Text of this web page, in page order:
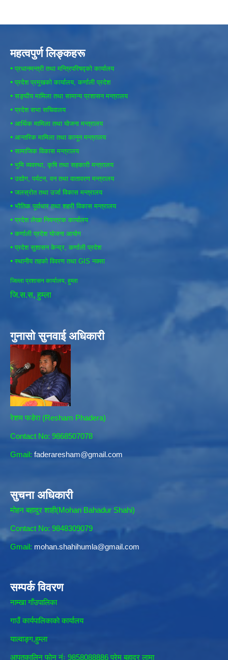
महत्वपुर्ण लिङ्कहरू
• प्रधानमन्त्री तथा मन्त्रिपरिषद्को कार्यालय
• प्रदेश प्रमुखको कार्यालय, कर्णाली प्रदेश
• सङ्घीय मामिला तथा सामान्य प्रशासन मन्त्रालय
• प्रदेश सभा सचिवालय
• आर्थिक मामिला तथा योजना मन्त्रालय
• आन्तरिक मामिला तथा कानून मन्त्रालय
• सामाजिक विकास मन्त्रालय
• भुमि व्यवस्था, कृषि तथा सहकारी मन्त्रालय
• उद्योग, पर्यटन, वन तथा वातावरण मन्त्रालय
• जलस्रोत तथा उर्जा विकास मन्त्रालय
• भौतिक पूर्वाधार तथा शहरी विकास मन्त्रालय
• प्रदेश लेखा नियन्त्रक कार्यालय
• कर्णाली प्रदेश योजना आयोग
• प्रदेश सुशासन केन्द्र, कर्णाली प्रदेश
• स्थानीय तहको विवरण तथा GIS नक्सा
जिल्ला प्रशासन कार्यालय, हुम्ला
जि.स.स, हुम्ला
गुनासो सुनवाई अधिकारी
रेशम फडेरा (Resham Phadera)
Contact No: 9868507078
Gmail: faderaresham@gmail.com
सुचना अधिकारी
मोहन बहादुर शाही(Mohan Bahadur Shahi)
Contact No: 9848309079
Gmail: mohan.shahihumla@gmail.com
सम्पर्क विवरण
नाम्खा गाँउपालिका
गाउँ कार्यपालिकाकाे कार्यालय
याल्वाङ्ग,हुम्ला
आपतकालिन फाेन नंः 9858088886 प्रेम बहादुर लामा